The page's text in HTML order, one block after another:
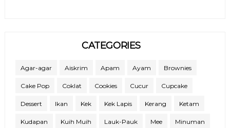
CATEGORIES
Agar-agar Aiskrim Apam Ayam Brownies
Cake Pop Coklat Cookies Cucur Cupcake
Dessert Ikan Kek Kek Lapis Kerang Ketam
Kudapan Kuih Muih Lauk-Pauk Mee Minuman